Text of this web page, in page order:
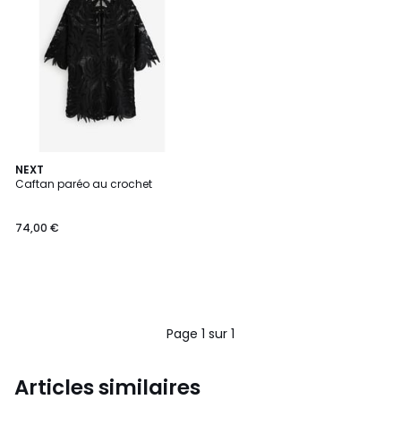
NEXT
Caftan paréo au crochet
74,00 €
Page 1 sur 1
Articles similaires